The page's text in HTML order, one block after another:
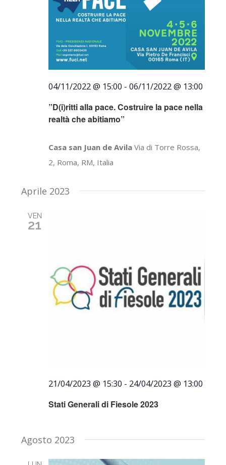
”D(i)ritti alla pace. Costruire la pace nella
realtà che abitiamo”
04/11/2022 @ 15:00 - 06/11/2022 @ 13:00
Casa san Juan de Avila Via di Torre Rossa,
2, Roma, RM, Italia
Aprile 2023
VEN
21
Stati Generali di Fiesole 2023
21/04/2023 @ 15:30 - 24/04/2023 @ 13:00
Agosto 2023